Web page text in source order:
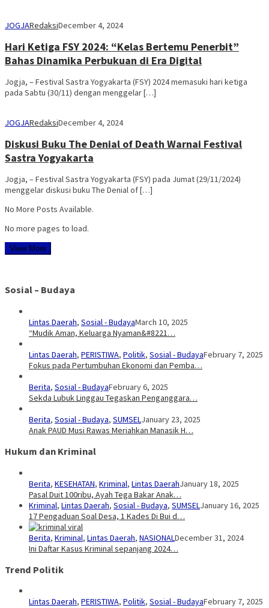
JOGJARedaksiDecember 4, 2024
Hari Ketiga FSY 2024: “Kelas Bertemu Penerbit”
Bahas Dinamika Perbukuan di Era Digital
Jogja, – Festival Sastra Yogyakarta (FSY) 2024 memasuki hari ketiga
pada Sabtu (30/11) dengan menggelar […]
JOGJARedaksiDecember 4, 2024
Diskusi Buku The Denial of Death Warnai Festival
Sastra Yogyakarta
Jogja, – Festival Sastra Yogyakarta (FSY) pada Jumat (29/11/2024)
menggelar diskusi buku The Denial of […]
No More Posts Available.
No more pages to load.
View More
Sosial – Budaya
Lintas Daerah, Sosial - BudayaMarch 10, 2025
“Mudik Aman, Keluarga Nyaman&#8221…
Lintas Daerah, PERISTIWA, Politik, Sosial - BudayaFebruary 7, 2025
Fokus pada Pertumbuhan Ekonomi dan Pemba…
Berita, Sosial - BudayaFebruary 6, 2025
Sekda Lubuk Linggau Tegaskan Penganggara…
Berita, Sosial - Budaya, SUMSELJanuary 23, 2025
Anak PAUD Musi Rawas Meriahkan Manasik H…
Hukum dan Kriminal
Berita, KESEHATAN, Kriminal, Lintas DaerahJanuary 18, 2025
Pasal Duit 100ribu, Ayah Tega Bakar Anak…
Kriminal, Lintas Daerah, Sosial - Budaya, SUMSEL January 16, 2025
17 Pengaduan Soal Desa, 1 Kades Di Bui d…
Berita, Kriminal, Lintas Daerah, NASIONAL December 31, 2024
Ini Daftar Kasus Kriminal sepanjang 2024…
Trend Politik
Lintas Daerah, PERISTIWA, Politik, Sosial - BudayaFebruary 7, 2025